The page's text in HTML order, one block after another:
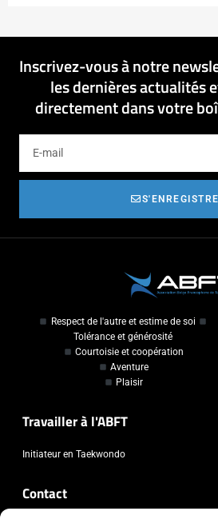
Inscrivez-vous à notre
les dernières actualités
directement dans votre
Respect de l'autre et estime de soi
Tolérance et générosité
Courtoisie et coopération
Aventure
Plaisir
Travailler à l'ABFT
Initiateur en Taekwondo
Contact